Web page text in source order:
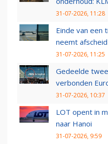
31-07-2026, 11:28
Einde van een
neemt
31-07-2026, 11:25
Gedeelde
verbonden
31-07-2026, 10:37
LOT opent in
naar Hanoi
31-07-2026, 9:59